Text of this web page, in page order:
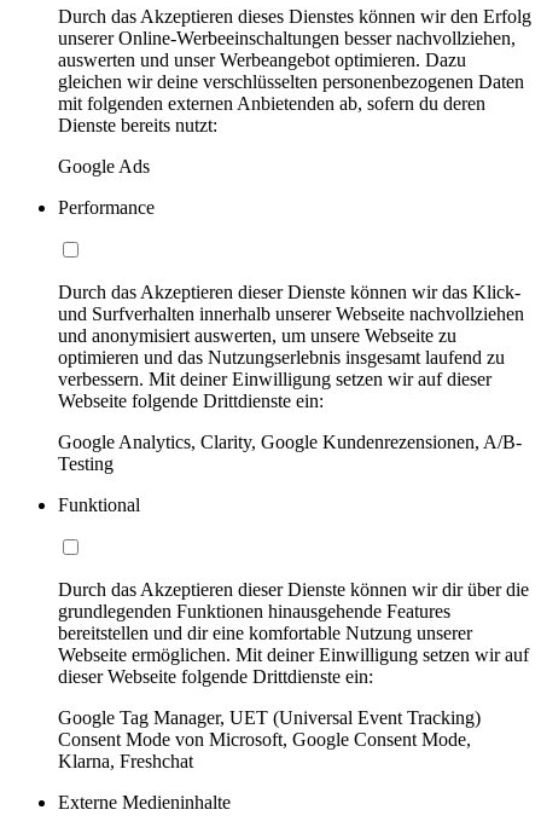
Durch das Akzeptieren dieses Dienstes können wir den Erfolg
unserer Online-Werbeeinschaltungen besser nachvollziehen,
auswerten und unser Werbeangebot optimieren. Dazu
gleichen wir deine verschlüsselten personenbezogenen Daten
mit folgenden externen Anbietenden ab, sofern du deren
Dienste bereits nutzt:
Google Ads
Performance
Durch das Akzeptieren dieser Dienste können wir das Klick-
und Surfverhalten innerhalb unserer Webseite nachvollziehen
und anonymisiert auswerten, um unsere Webseite zu
optimieren und das Nutzungserlebnis insgesamt laufend zu
verbessern. Mit deiner Einwilligung setzen wir auf dieser
Webseite folgende Drittdienste ein:
Google Analytics, Clarity, Google Kundenrezensionen, A/B-
Testing
Funktional
Durch das Akzeptieren dieser Dienste können wir dir über die
grundlegenden Funktionen hinausgehende Features
bereitstellen und dir eine komfortable Nutzung unserer
Webseite ermöglichen. Mit deiner Einwilligung setzen wir auf
dieser Webseite folgende Drittdienste ein:
Google Tag Manager, UET (Universal Event Tracking)
Consent Mode von Microsoft, Google Consent Mode,
Klarna, Freshchat
Externe Medieninhalte